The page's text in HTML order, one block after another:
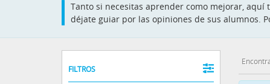
Tanto si necesitas aprender como mejorar, aquí
déjate guiar por las opiniones de sus alumnos.
FILTROS